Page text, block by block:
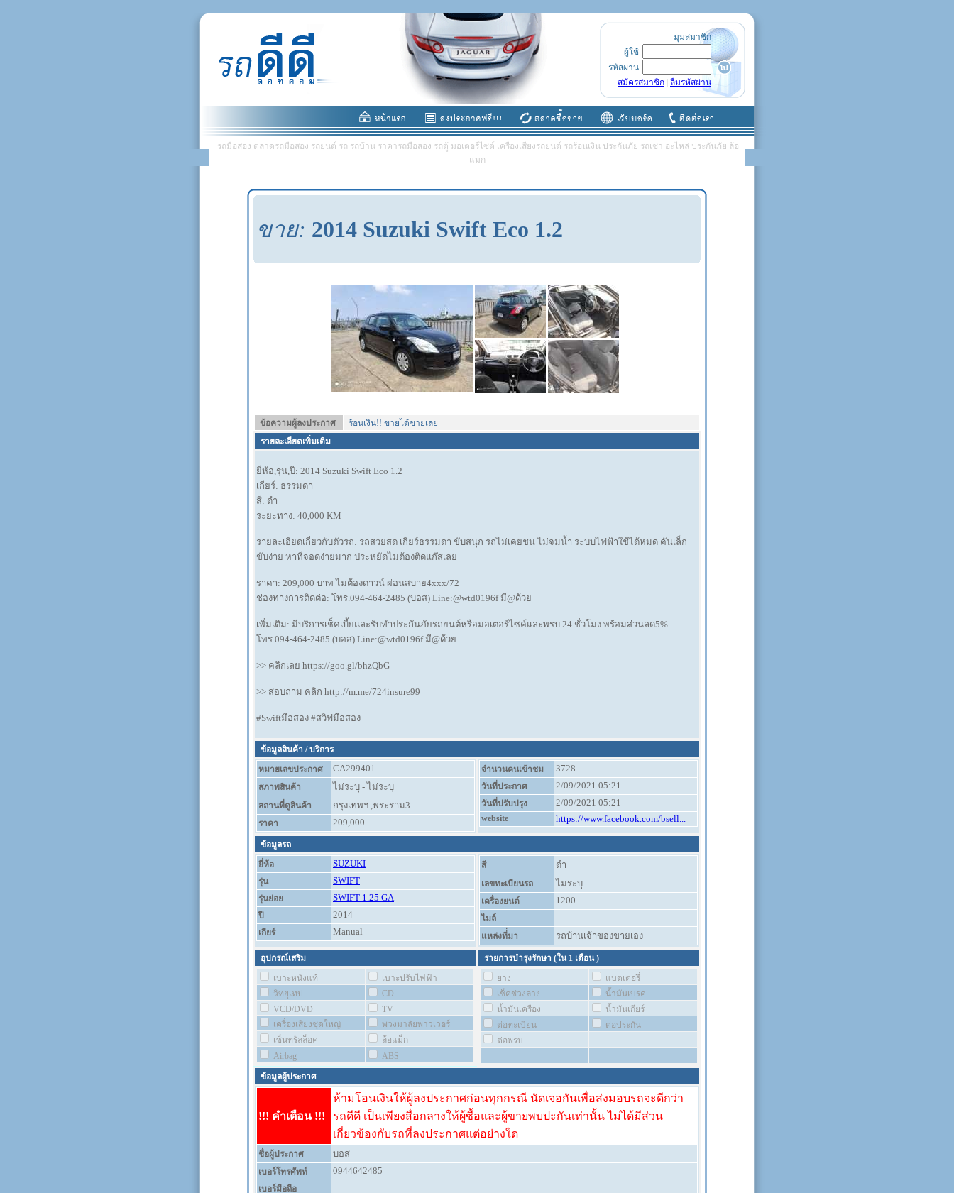
มุมสมาชิก
ผู้ใช้
รหัสผ่าน
สมัครสมาชิก ลืมรหัสผ่าน
รถมือสอง ตลาดรถมือสอง รถยนต์ รถ รถบ้าน ราคารถมือสอง รถตู้ มอเตอร์ไซต์ เครื่องเสียงรถยนต์ รถร้อนเงิน ประกันภัย รถเช่า อะไหล่ ประกันภัย ล้อ
แมก
ขาย: 2014 Suzuki Swift Eco 1.2
ข้อความผู้ลงประกาศ
ร้อนเงิน!! ขายได้ขายเลย
รายละเอียดเพิ่มเติม
ยี่ห้อ,รุ่น,ปี: 2014 Suzuki Swift Eco 1.2
เกียร์: ธรรมดา
สี: ดำ
ระยะทาง: 40,000 KM
รายละเอียดเกี่ยวกับตัวรถ: รถสวยสด เกียร์ธรรมดา ขับสนุก รถไม่เคยชน ไม่จมน้ำ ระบบไฟฟ้าใช้ได้หมด คันเล็ก
ขับง่าย หาที่จอดง่ายมาก ประหยัดไม่ต้องติดแก๊สเลย
ราคา: 209,000 บาท ไม่ต้องดาวน์ ผ่อนสบาย4xxx/72
ช่องทางการติดต่อ: โทร.094-464-2485 (บอส) Line:@wtd0196f มี@ด้วย
เพิ่มเติม: มีบริการเช็คเบี้ยและรับทำประกันภัยรถยนต์หรือมอเตอร์ไซค์และพรบ 24 ชั่วโมง พร้อมส่วนลด5%
โทร.094-464-2485 (บอส) Line:@wtd0196f มี@ด้วย
>> คลิกเลย https://goo.gl/bhzQbG
>> สอบถาม คลิก http://m.me/724insure99
#Swiftมือสอง #สวิฟมือสอง
ข้อมูลสินค้า / บริการ
หมายเลขประกาศ
CA299401
สภาพสินค้า ไม่ระบุ - ไม่ระบุ
สถานที่ดูสินค้า กรุงเทพฯ ,พระราม3
ราคา 209,000
จำนวนคนเข้าชม 3728
วันที่ประกาศ 2/09/2021 05:21
วันที่ปรับปรุง 2/09/2021 05:21
website https://www.facebook.com/bsell...
ข้อมูลรถ
ยี่ห้อ
SUZUKI
รุ่น SWIFT
รุ่นย่อย SWIFT 1.25 GA
ปี 2014
เกียร์ Manual
สี ดำ
เลขทะเบียนรถ ไม่ระบุ
เครื่องยนต์ 1200
ไมล์
แหล่งที่่มา
รถบ้านเจ้าของขายเอง
อุปกรณ์เสริม
เบาะหนังแท้
เบาะปรับไฟฟ้า
วิทยุเทป
CD
VCD/DVD
TV
เครื่องเสียงชุดใหญ่
พวงมาลัยพาวเวอร์
เซ็นทรัลล็อค
ล้อแม็ก
Airbag
ABS
รายการบำรุงรักษา (ใน 1 เดือน)
ยาง
แบตเตอรี่
เช็คช่วงล่าง
น้ำมันเบรค
น้ำมันเครื่อง
น้ำมันเกียร์
ต่อทะเบียน
ต่อประกัน
ต่อพรบ.
ข้อมูลผู้ประกาศ
!!! คำเตือน !!!
ห้ามโอนเงินให้ผู้ลงประกาศก่อนทุกกรณี นัดเจอกันเพื่อส่งมอบรถจะดีกว่า
รถดีดี เป็นเพียงสื่อกลางให้ผู้ซื้อและผู้ขายพบปะกันเท่านั้น ไม่ได้มีส่วน
เกี่ยวข้องกับรถที่ลงประกาศแต่อย่างใด
ชื่อผู้ประกาศ บอส
เบอร์โทรศัพท์ 0944642485
เบอร์มือถือ